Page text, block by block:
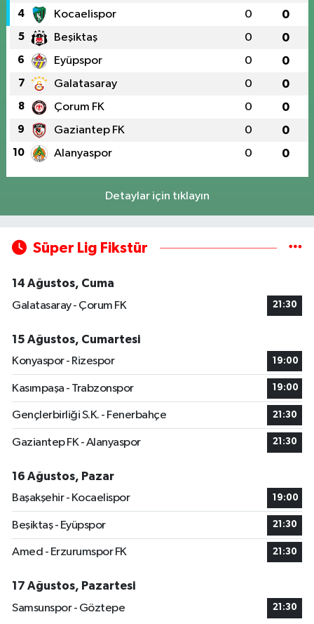
4 Kocaelispor 0 0
5 Beşiktaş 0 0
6 Eyüpspor 0 0
7 Galatasaray 0 0
8 Çorum FK 0 0
9 Gaziantep FK 0 0
10 Alanyaspor 0 0
Detaylar için tıklayın
Süper Lig Fikstür
14 Ağustos, Cuma
Galatasaray - Çorum FK
21:30
15 Ağustos, Cumartesi
Konyaspor - Rizespor
19:00
Kasımpaşa - Trabzonspor 19:00
Gençlerbirliği S.K. - Fenerbahçe 21:30
Gaziantep FK - Alanyaspor 21:30
16 Ağustos, Pazar
Başakşehir - Kocaelispor
19:00
Beşiktaş - Eyüpspor 21:30
Amed - Erzurumspor FK 21:30
17 Ağustos, Pazartesi
Samsunspor - Göztepe
21:30